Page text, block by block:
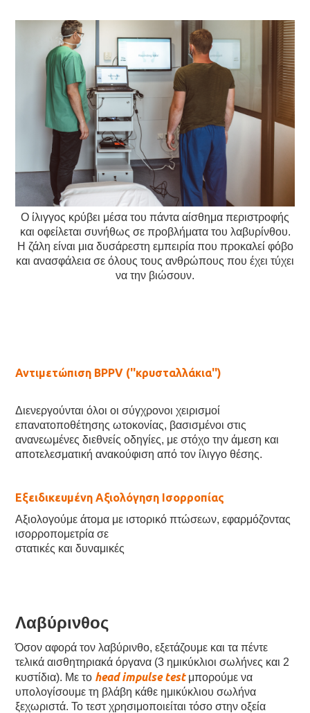
Ο ίλιγγος κρύβει μέσα του πάντα αίσθημα περιστροφής
και οφείλεται συνήθως σε προβλήματα του λαβυρίνθου.
Η ζάλη είναι μια δυσάρεστη εμπειρία που προκαλεί φόβο
και ανασφάλεια σε όλους τους ανθρώπους που έχει τύχει
να την βιώσουν.
Αντιμετώπιση BPPV (''κρυσταλλάκια'')
Διενεργούνται όλοι οι σύγχρονοι χειρισμοί
επανατοποθέτησης ωτοκονίας, βασισμένοι στις
ανανεωμένες διεθνείς οδηγίες, με στόχο την άμεση και
αποτελεσματική ανακούφιση από τον ίλιγγο θέσης.
Εξειδικευμένη Αξιολόγηση Ισορροπίας
Αξιολογούμε άτομα με ιστορικό πτώσεων, εφαρμόζοντας
ισορροπομετρία σε
στατικές και δυναμικές
Λαβύρινθος
Όσον αφορά τον λαβύρινθο, εξετάζουμε και τα πέντε
τελικά αισθητηριακά όργανα (3 ημικύκλιοι σωλήνες και 2
κυστίδια). Με το head impulse test μπορούμε να
υπολογίσουμε τη βλάβη κάθε ημικύκλιου σωλήνα
ξεχωριστά. Το τεστ χρησιμοποιείται τόσο στην οξεία